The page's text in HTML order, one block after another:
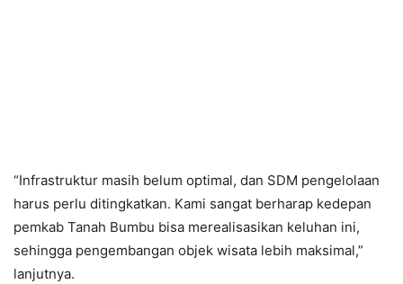
“Infrastruktur masih belum optimal, dan SDM pengelolaan
harus perlu ditingkatkan. Kami sangat berharap kedepan
pemkab Tanah Bumbu bisa merealisasikan keluhan ini,
sehingga pengembangan objek wisata lebih maksimal,”
lanjutnya.